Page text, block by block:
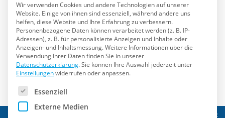
Wir verwenden Cookies und andere Technologien auf unserer
Website. Einige von ihnen sind essenziell, während andere uns
helfen, diese Website und Ihre Erfahrung zu verbessern.
Personenbezogene Daten können verarbeitet werden (z. B. IP-
Adressen), z. B. für personalisierte Anzeigen und Inhalte oder
Anzeigen- und Inhaltsmessung.Weitere Informationen über die
Verwendung Ihrer Daten finden Sie in unserer
Datenschutzerklärung.Sie können Ihre Auswahl jederzeit unter
Einstellungenwiderrufen oder anpassen.
Es folgt eine Liste der Service-Gruppen, für die eine
Essenziell
Externe Medien